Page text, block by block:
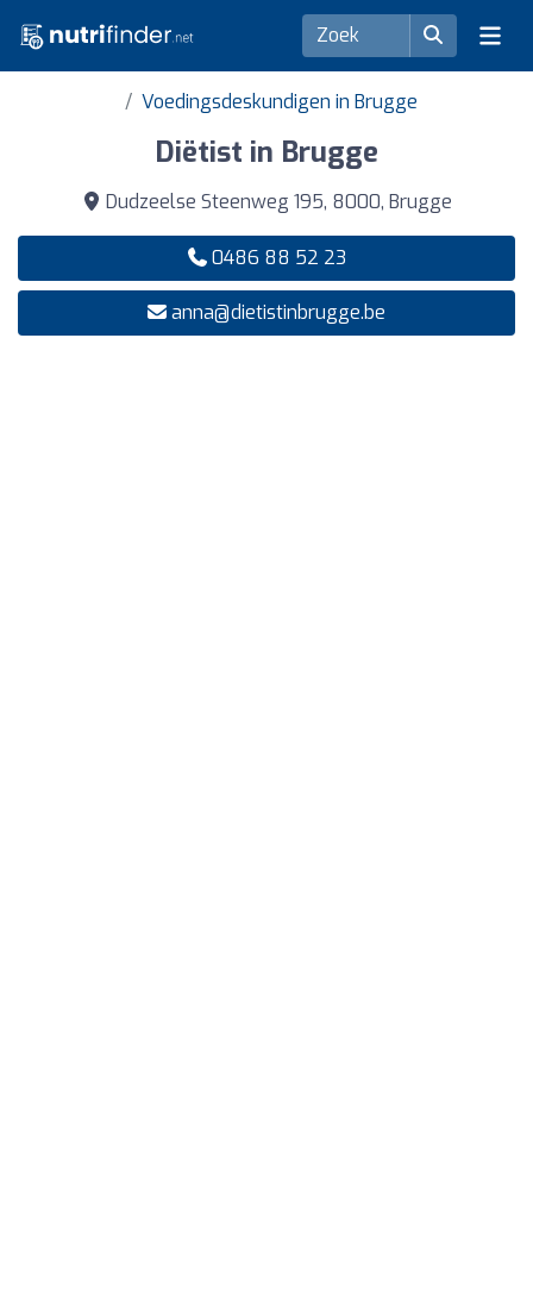
Voedingsdeskundigen in Brugge
Diëtist in Brugge
Dudzeelse Steenweg 195, 8000, Brugge
0486 88 52 23
anna@dietistinbrugge.be